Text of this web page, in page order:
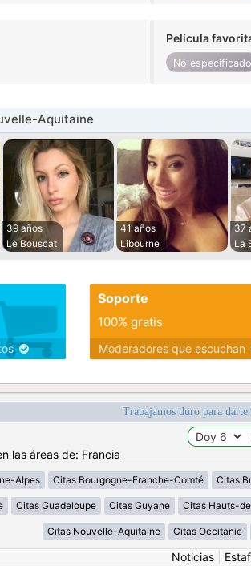
Película
No especificado
Aquitaine
39 años
Le Bouscat
41 años
Libourne
37
La
Soporte
100% gratis
Moderadores que escuchan
Trabajamos duro para
las áreas de: Francia
Alpes Citas Bourgogne-Franche-Comté Citas
Citas Guadeloupe Citas Guyane Citas Hauts-
Citas Nouvelle-Aquitaine Citas Occitanie
Noticias